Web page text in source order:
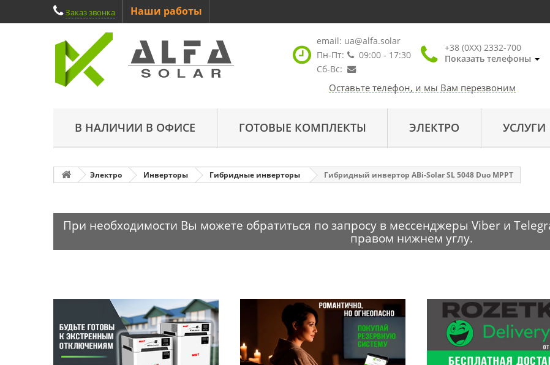
Заказ звонка Наши работы
email: ua@alfa.solar
Пн-Пт:
09:00 - 17:30
Сб-Вс:
+38 (0XX) 2332-700
Показать телефоны
Оставьте телефон, и мы Вам перезвоним
В НАЛИЧИИ В ОФИСЕ ГОТОВЫЕ КОМПЛЕКТЫ ЭЛЕКТРО УСЛУГИ
Электро Инверторы Гибридные инверторы Гибридный инвертор ABi-Solar SL 5048 Duo MPPT
При необходимости Вы можете обратиться по запросу в мессенджеры Viber и
правом нижнем углу.